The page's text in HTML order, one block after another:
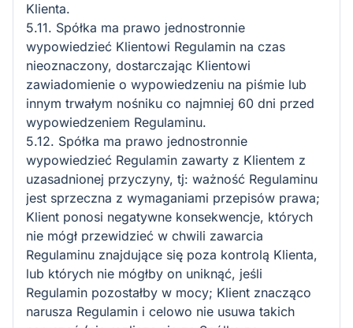
Klienta.
5.11. Spółka ma prawo jednostronnie
wypowiedzieć Klientowi Regulamin na czas
nieoznaczony, dostarczając Klientowi
zawiadomienie o wypowiedzeniu na piśmie lub
innym trwałym nośniku co najmniej 60 dni przed
wypowiedzeniem Regulaminu.
5.12. Spółka ma prawo jednostronnie
wypowiedzieć Regulamin zawarty z Klientem z
uzasadnionej przyczyny, tj: ważność Regulaminu
jest sprzeczna z wymaganiami przepisów prawa;
Klient ponosi negatywne konsekwencje, których
nie mógł przewidzieć w chwili zawarcia
Regulaminu znajdujące się poza kontrolą Klienta,
lub których nie mógłby on uniknąć, jeśli
Regulamin pozostałby w mocy; Klient znacząco
narusza Regulamin i celowo nie usuwa takich